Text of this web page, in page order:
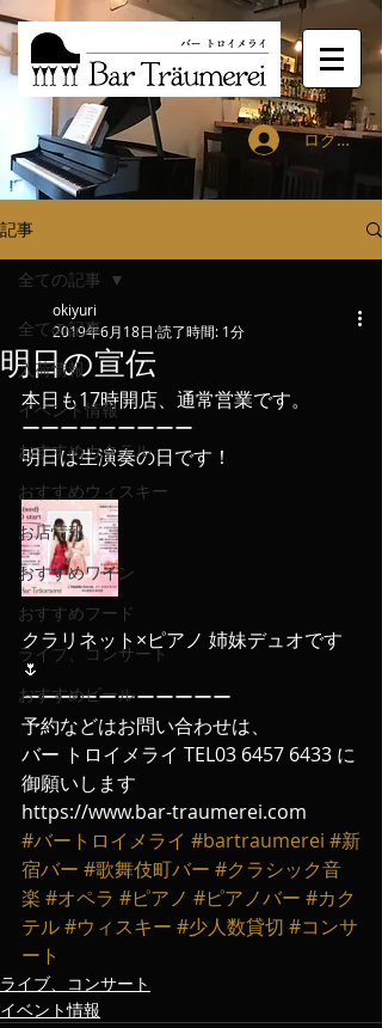
ログイン
記事
全ての記事
入荷情報
イベント情報
おすすめカクテル
おすすめウィスキー
お店情報
おすすめワイン
おすすめフード
ライブ、コンサート
おすすめビール
全ての記事
明日の宣伝
okiyuri
2019年6月18日 読了時間: 1分
本日も17時開店、通常営業です。
ーーーーーーーーー
明日は生演奏の日です！
クラリネット×ピアノ 姉妹デュオです
🌷
ーーーーーーーーーーー
予約などはお問い合わせは、
バー トロイメライ TEL03 6457 6433 に
御願いします
https://www.bar-traumerei.com
#バートロイメライ #bartraumerei #新
宿バー #歌舞伎町バー #クラシック音
楽 #オペラ #ピアノ #ピアノバー #カク
テル#ウィスキー #少人数貸切 #コンサ
ート
ライブ、コンサート
イベント情報